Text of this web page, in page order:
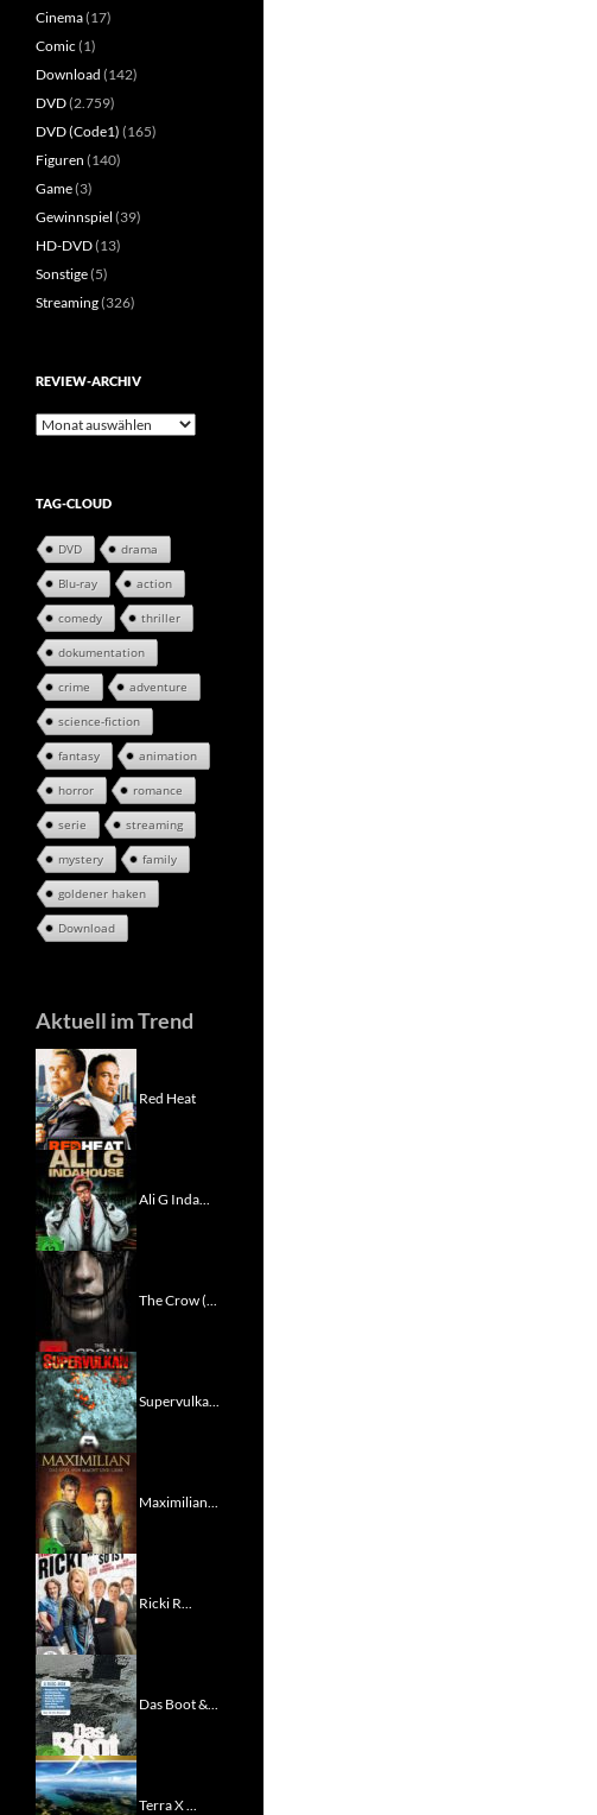
Cinema(17)
Comic (1)
Download (142)
DVD(2.759)
DVD (Code1) (165)
Figuren (140)
Game(3)
Gewinnspiel (39)
HD-DVD(13)
Sonstige(5)
Streaming(326)
REVIEW-ARCHIV
Review-
TAG-CLOUD
DVD drama
Blu-ray action
comedy thriller
dokumentation
crime adventure
science-fiction
fantasy animation
horror romance
serie streaming
mystery family
goldener haken
Download
Aktuell im Trend
Red Heat
Ali G Inda...
The Crow (...
Supervulka...
Maximilian...
Ricki R...
Das Boot &...
Terra X ...